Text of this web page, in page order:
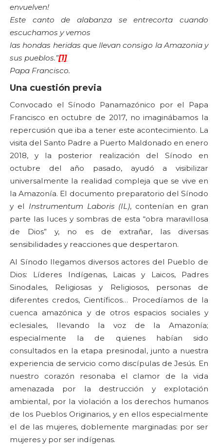
envuelven!
Este canto de alabanza se entrecorta cuando
escuchamos y vemos
las hondas heridas que llevan consigo la Amazonia y
sus pueblos.”[1]
Papa Francisco.
Una cuestión previa
Convocado el Sínodo Panamazónico por el Papa
Francisco en octubre de 2017, no imaginábamos la
repercusión que iba a tener este acontecimiento. La
visita del Santo Padre a Puerto Maldonado en enero
2018, y la posterior realización del Sínodo en
octubre del año pasado, ayudó a visibilizar
universalmente la realidad compleja que se vive en
la Amazonía. El documento preparatorio del Sínodo
y el Instrumentum Laboris (IL), contenían en gran
parte las luces y sombras de esta “obra maravillosa
de Dios” y, no es de extrañar, las diversas
sensibilidades y reacciones que despertaron.
Al Sínodo llegamos diversos actores del Pueblo de
Dios: Líderes Indígenas, Laicas y Laicos, Padres
Sinodales, Religiosas y Religiosos, personas de
diferentes credos, Científicos… Procedíamos de la
cuenca amazónica y de otros espacios sociales y
eclesiales, llevando la voz de la Amazonía;
especialmente la de quienes habían sido
consultados en la etapa presinodal, junto a nuestra
experiencia de servicio como discípulas de Jesús. En
nuestro corazón resonaba el clamor de la vida
amenazada por la destrucción y explotación
ambiental, por la violación a los derechos humanos
de los Pueblos Originarios, y en ellos especialmente
el de las mujeres, doblemente marginadas: por ser
mujeres y por ser indígenas.